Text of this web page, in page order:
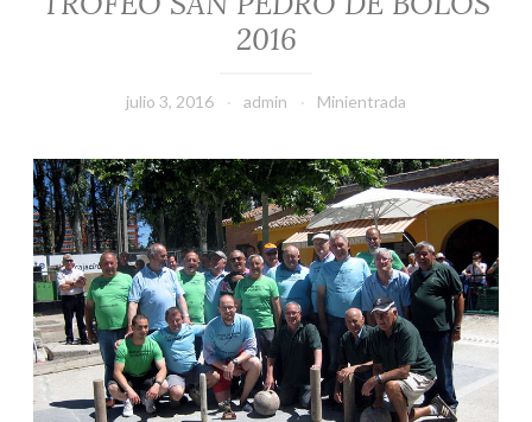
2016
julio 3, 2016 admin Minientrada